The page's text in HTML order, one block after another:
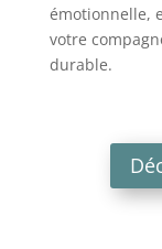
émotionnelle,
votre
durable.